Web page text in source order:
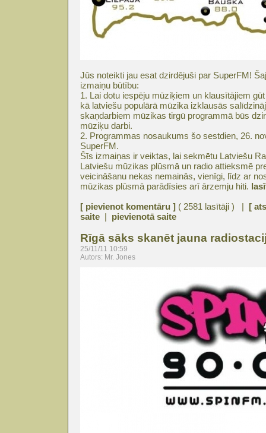
Jūs noteikti jau esat dzirdējuši par SuperFM!
izmaiņu būtību:
1. Lai dotu iespēju mūziķiem un klausītājiem
kā latviešu populārā mūzika izklausās
skaņdarbiem mūzikas tirgū programmā būs
mūziķu darbi.
2. Programmas nosaukums šo sestdien, 26.
SuperFM.
Šīs izmaiņas ir veiktas, lai sekmētu Latviešu
Latviešu mūzikas plūsmā un radio attieksmē
veicināšanu nekas nemainās, vienīgi, līdz ar
mūzikas plūsmā parādīsies arī ārzemju hiti.
[ pievienot komentāru ] ( 2581 lasītāji ) | [
saite | pievienotā saite
Rīgā sāks skanēt jauna
25/11/11 10:59
Autors: Mr. Jones